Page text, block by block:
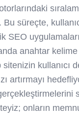
süreçte,
SEO
anahtar
kullanıcı
artırmayı
onların